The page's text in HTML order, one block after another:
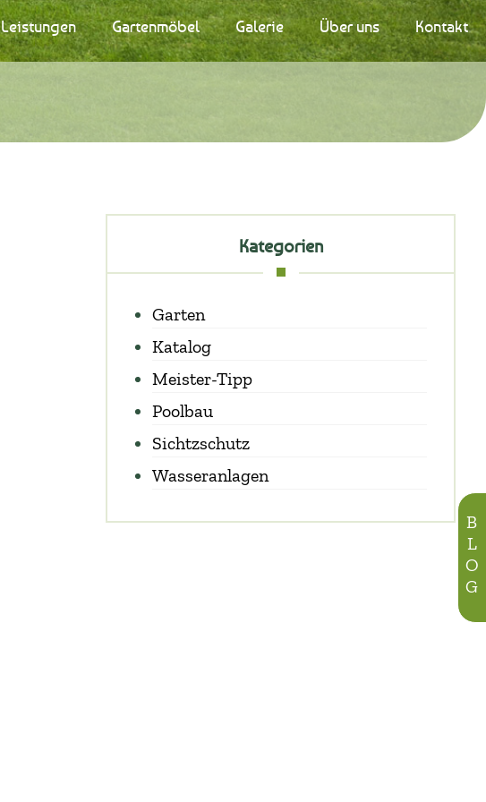
BLOG
Leistungen Gartenmöbel Galerie Über uns Kontakt
Kategorien
Garten
Katalog
Meister-Tipp
Poolbau
Sichtzschutz
Wasseranlagen